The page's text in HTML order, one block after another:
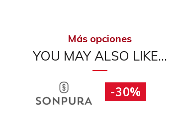
Más opciones
YOU MAY ALSO LIKE…
-30%